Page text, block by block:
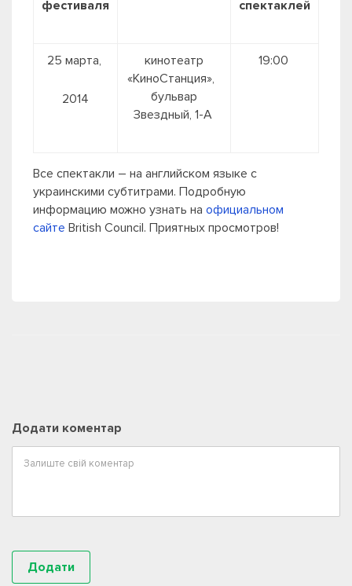
фестиваля
спектаклей
25 марта,
2014
кинотеатр
«КиноСтанция»,
бульвар
Звездный, 1-А
19:00
Все спектакли – на английском языке с
украинскими субтитрами. Подробную
информацию можно узнать на официальном
сайте British Council. Приятных просмотров!
Додати коментар